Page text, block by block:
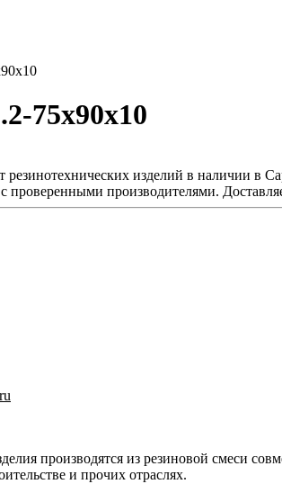
75х90х10
изделий в наличии в
проверенными производителями.
производятся из резиновой смеси
и прочих отраслях.